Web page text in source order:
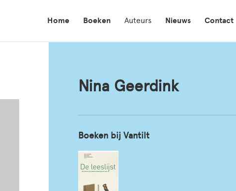
Home Boeken Auteurs Nieuws Contact
Nina Geerdink
Boeken bij Vantilt